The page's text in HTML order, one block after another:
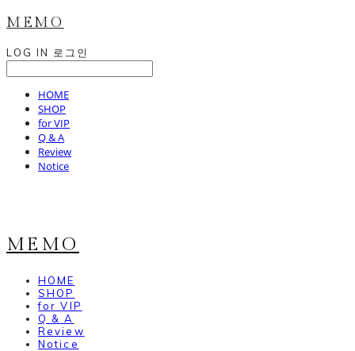
MEMO
LOG IN 로그인
HOME
SHOP
for VIP
Q & A
Review
Notice
MEMO
HOME
SHOP
for VIP
Q & A
Review
Notice